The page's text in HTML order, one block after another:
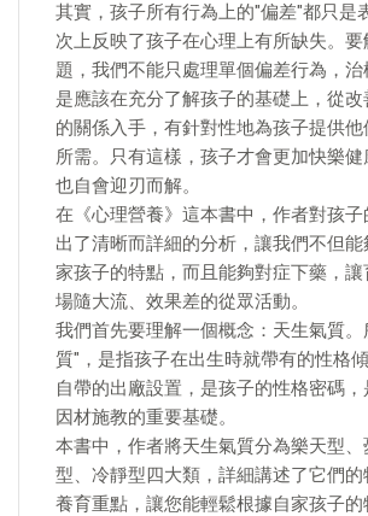
其實，孩子所有行為上的"偏差"都只是
次上反映了孩子在心理上有所缺失。要
題，我們不能只處理單個偏差行為，
是應該在充分了解孩子的基礎上，從
的關係入手，有針對性地為孩子提供
所需。只有這樣，孩子才會更加快樂
也自會迎刃而解。
在《心理營養》這本書中，作者對孩
出了清晰而詳細的分析，讓我們不但能
家孩子的特點，而且能夠對症下藥，
場隨大流、效果差的從眾活動。
我們首先要理解一個概念：天生氣質
質"，是指孩子在出生時就帶有的性格
自帶的出廠設置，是孩子的性格密碼，
因材施教的重要基礎。
本書中，作者將天生氣質分為樂天型
型、冷靜型四大類，詳細講述了它們
養育重點，讓您能輕鬆根據自家孩子的